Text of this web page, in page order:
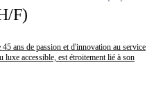
F)
ans de passion et d'innovation au service
luxe accessible, est étroitement lié à son